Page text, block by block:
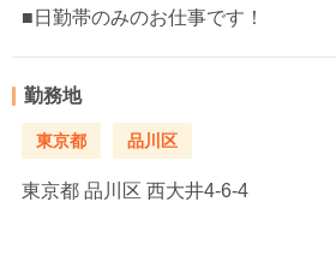
■日勤帯のみのお仕事です！
勤務地
東京都 品川区
東京都 品川区 西大井4-6-4